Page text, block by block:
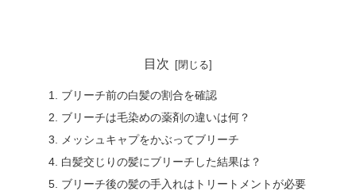
目次
ブリーチ前の白髪の割合を確認
ブリーチは毛染めの薬剤の違いは何？
メッシュキャプをかぶってブリーチ
白髪交じりの髪にブリーチした結果は？
ブリーチ後の髪の手入れはトリートメントが必要